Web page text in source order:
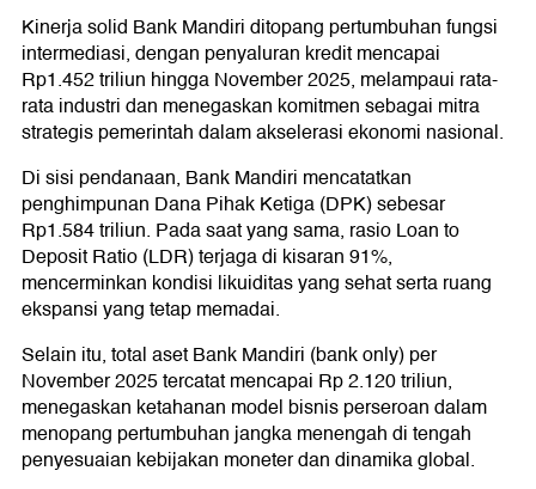
Kinerja solid Bank Mandiri ditopang pertumbuhan fungsi
intermediasi, dengan penyaluran kredit mencapai
Rp1.452 triliun hingga November 2025, melampaui rata-
rata industri dan menegaskan komitmen sebagai mitra
strategis pemerintah dalam akselerasi ekonomi nasional.
Di sisi pendanaan, Bank Mandiri mencatatkan
penghimpunan Dana Pihak Ketiga (DPK) sebesar
Rp1.584 triliun. Pada saat yang sama, rasio Loan to
Deposit Ratio (LDR) terjaga di kisaran 91%,
mencerminkan kondisi likuiditas yang sehat serta ruang
ekspansi yang tetap memadai.
Selain itu, total aset Bank Mandiri (bank only) per
November 2025 tercatat mencapai Rp 2.120 triliun,
menegaskan ketahanan model bisnis perseroan dalam
menopang pertumbuhan jangka menengah di tengah
penyesuaian kebijakan moneter dan dinamika global.